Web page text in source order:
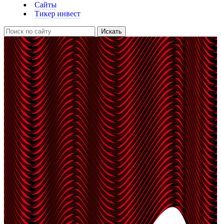
Сайты
Тикер инвест
Искать